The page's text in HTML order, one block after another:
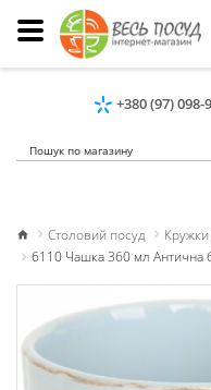
+380 (97) 098-
Столовий посуд
6110 Чашка 360 мл Антична